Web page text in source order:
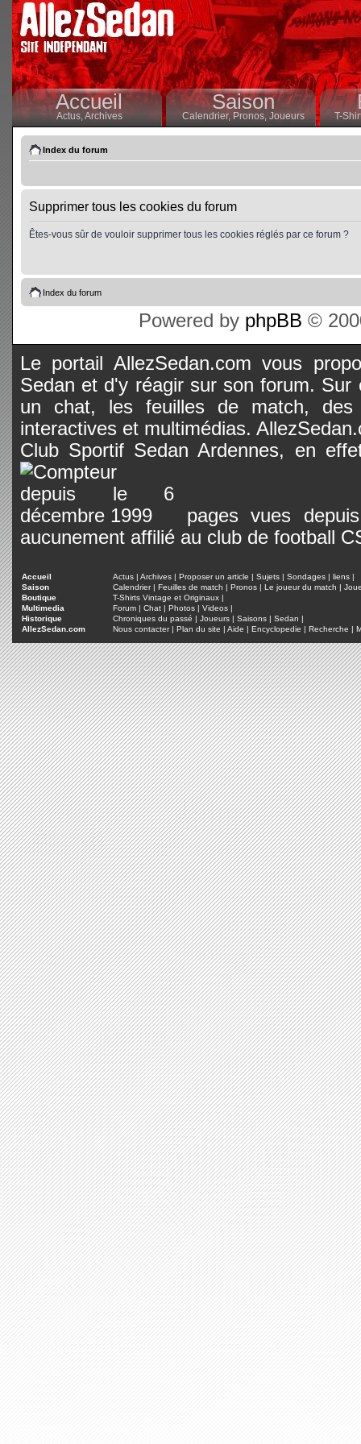
Accueil
Actus,Archives
Saison
Calendrier,Pronos, Joueurs T-
Index du forum
Supprimer tous les cookies du forum
Êtes-vous sûr de vouloir supprimer tous les cookies réglés par ce forum ?
Index du forum
Powered by phpBB ©
Le portail AllezSedan.com vous
Sedan et d'y réagir sur son forum.
un chat, les feuilles de match, des
interactives et multimédias.
Club Sportif Sedan Ardennes, en
pages vues
aucunement affilié au club de football
Accueil Actus | Archives | Proposer un article | Sujets | Sondages | liens |
Saison
Calendrier| Feuilles de match | Pronos | Le joueur du match |
Boutique
T-Shirts Vintage et Originaux |
Multimedia
Forum | Chat | Photos | Videos |
Historique
Chroniques du passé | Joueurs | Saisons | Sedan |
AllezSedan.com
Nous contacter| Plan du site | Aide | Encyclopedie | Recherche |